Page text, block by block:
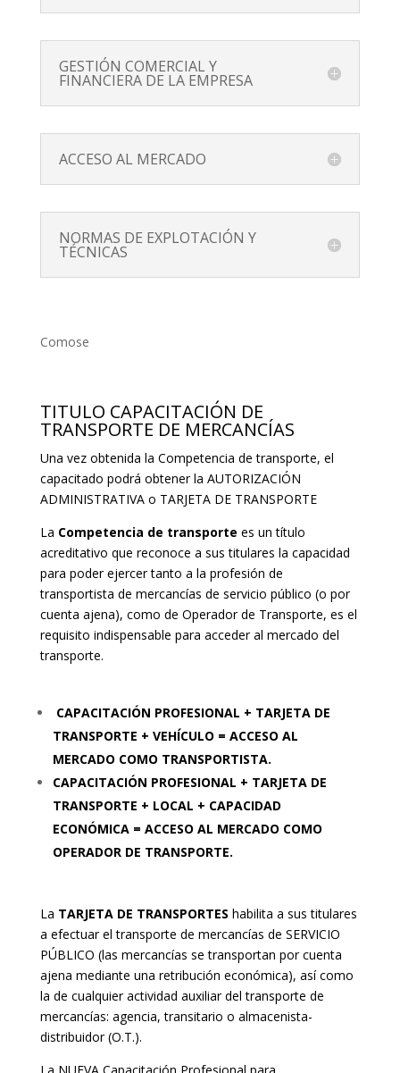
GESTIÓN COMERCIAL Y
FINANCIERA DE LA EMPRESA
ACCESO AL MERCADO
NORMAS DE EXPLOTACIÓN Y
TÉCNICAS
Comose
TITULO CAPACITACIÓN DE
TRANSPORTE DE MERCANCÍAS
Una vez obtenida la Competencia de transporte, el
capacitado podrá obtener la AUTORIZACIÓN
ADMINISTRATIVA o TARJETA DE TRANSPORTE
La Competencia de transporte es un título
acreditativo que reconoce a sus titulares la capacidad
para poder ejercer tanto a la profesión de
transportista de mercancías de servicio público (o por
cuenta ajena), como de Operador de Transporte, es el
requisito indispensable para acceder al mercado del
transporte.
CAPACITACIÓN PROFESIONAL + TARJETA DE
TRANSPORTE + VEHÍCULO = ACCESO AL
MERCADO COMO TRANSPORTISTA.
CAPACITACIÓN PROFESIONAL + TARJETA DE
TRANSPORTE + LOCAL + CAPACIDAD
ECONÓMICA = ACCESO AL MERCADO COMO
OPERADOR DE TRANSPORTE.
La TARJETA DE TRANSPORTES habilita a sus titulares
a efectuar el transporte de mercancías de SERVICIO
PÚBLICO (las mercancías se transportan por cuenta
ajena mediante una retribución económica), así como
la de cualquier actividad auxiliar del transporte de
mercancías: agencia, transitario o almacenista-
distribuidor (O.T.).